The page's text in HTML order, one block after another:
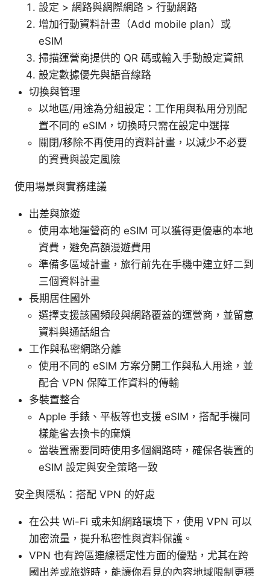
設定 > 網路與網際網路 > 行動網路
增加行動資料計畫（Add mobile plan）或
eSIM
掃描運營商提供的 QR 碼或輸入手動設定資訊
設定數據優先與語音線路
切換與管理
以地區/用途為分組設定：工作用與私用分別配
置不同的 eSIM，切換時只需在設定中選擇
關閉/移除不再使用的資料計畫，以減少不必要
的資費與設定風險
使用場景與實務建議
出差與旅遊
使用本地運營商的 eSIM 可以獲得更優惠的本地
資費，避免高額漫遊費用
準備多區域計畫，旅行前先在手機中建立好二到
三個資料計畫
長期居住國外
選擇支援該國頻段與網路覆蓋的運營商，並留意
資料與通話組合
工作與私密網路分離
使用不同的 eSIM 方案分開工作與私人用途，並
配合 VPN 保障工作資料的傳輸
多裝置整合
Apple 手錶、平板等也支援 eSIM，搭配手機同
樣能省去換卡的麻煩
當裝置需要同時使用多個網路時，確保各裝置的
eSIM 設定與安全策略一致
安全與隱私：搭配 VPN 的好處
在公共 Wi-Fi 或未知網路環境下，使用 VPN 可以
加密流量，提升私密性與資料保護。
VPN 也有跨區連線穩定性方面的優點，尤其在跨
國出差或旅遊時，能讓你看見的內容地域限制更穩